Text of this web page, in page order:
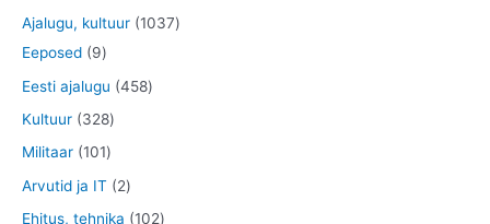
o
t
t
ot
o
Ajalugu, kultuur 10371
Eeposed 99
t
o
Eesti ajalugu 4584
Kultuur 3283
2
8
Militaar 1011
0
1
Arvutid ja IT 22
Ehitus, tehnika 1021